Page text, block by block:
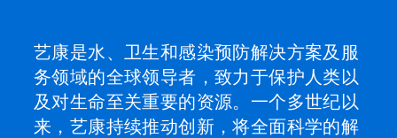
艺康是水、卫生和感染预防解决方案及服
务领域的全球领导者，致力于保护人类以
及对生命至关重要的资源。一个多世纪以
来，艺康持续推动创新，将全面科学的解